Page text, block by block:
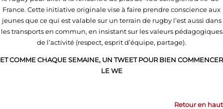
France. Cette initiative originale vise à faire prendre conscience aux
jeunes que ce qui est valable sur un terrain de rugby l’est aussi dans
les transports en commun, en insistant sur les valeurs pédagogiques
de l’activité (respect, esprit d’équipe, partage).
ET COMME CHAQUE SEMAINE, UN TWEET POUR BIEN COMMENCER
LE WE
Retour en haut